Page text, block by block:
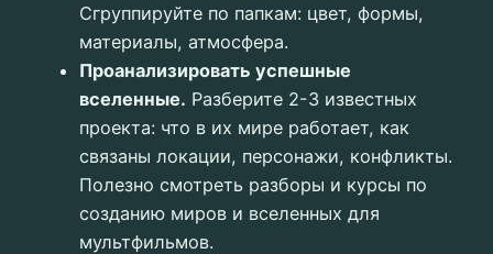
Сгруппируйте по папкам: цвет, формы,
материалы, атмосфера.
Проанализировать успешные
вселенные. Разберите 2-3 известных
проекта: что в их мире работает, как
связаны локации, персонажи, конфликты.
Полезно смотреть разборы и курсы по
созданию миров и вселенных для
мультфильмов.